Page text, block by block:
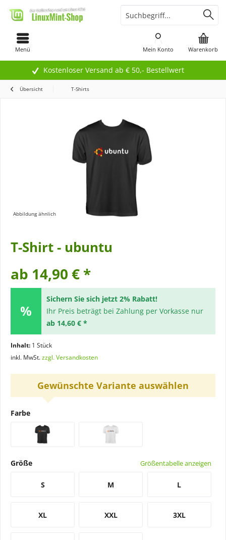
Kostenloser Versand ab € 50,- Bestellwert
Menü Warenkorb
Mein Konto
Übersicht T-Shirts
Abbildung ähnlich
T-Shirt - ubuntu
ab 14,90 € *
Sichern Sie sich jetzt 2% Rabatt!
Ihr Preis beträgt bei Zahlung per Vorkasse nur
ab 14,60 € *
Inhalt: 1 Stück
inkl. MwSt.zzgl. Versandkosten
Gewünschte Variante auswählen
Farbe
Größe Größentabelle anzeigen
S M L
XL XXL 3XL